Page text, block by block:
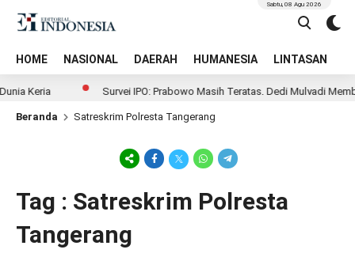
HOME NASIONAL DAERAH HUMANESIA LINTASAN
Sabtu, 08 Agu 2026
Kerja Survei IPO: Prabowo Masih Teratas, Dedi Mulyadi
Beranda Satreskrim Polresta Tangerang
Tag : Satreskrim Polresta
Tangerang